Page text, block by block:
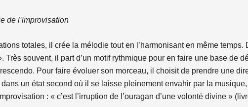
de l’improvisation
totales, il crée la mélodie tout en l’harmonisant en même temps.
Très souvent, il part d’un motif rythmique pour en faire une base de
Pour faire évoluer son morceau, il choisit de prendre une
dans un état second où il se laisse pleinement envahir par la
: « c’est l’irruption de l’ouragan d’une volonté divine »